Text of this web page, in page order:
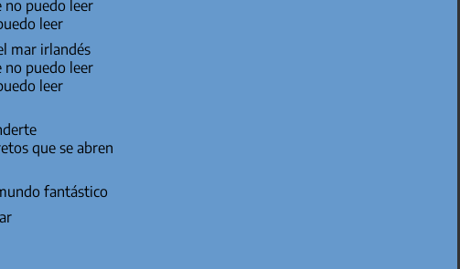
no puedo leer
leer
mar irlandés
no puedo leer
leer
que se abren
fantástico